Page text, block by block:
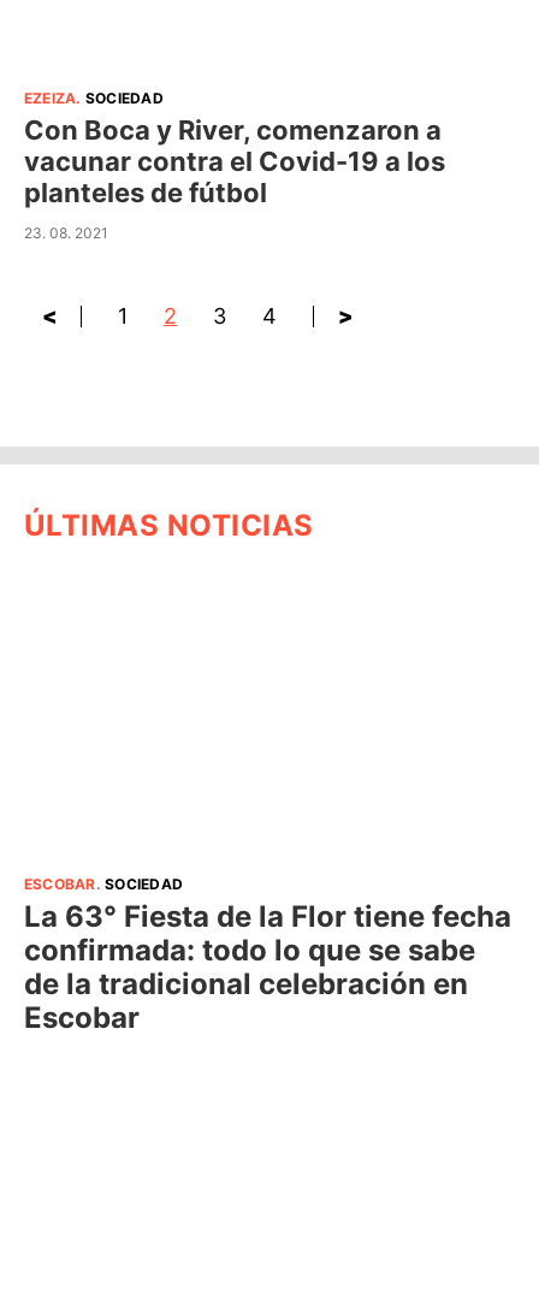
EZEIZA. SOCIEDAD
Con Boca y River, comenzaron a
vacunar contra el Covid-19 a los
planteles de fútbol
23. 08. 2021
< 1 2 3 4 >
ÚLTIMAS NOTICIAS
ESCOBAR.SOCIEDAD
La 63° Fiesta de la Flor tiene fecha
confirmada: todo lo que se sabe
de la tradicional celebración en
Escobar